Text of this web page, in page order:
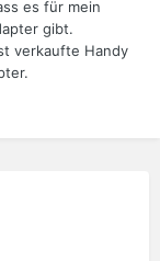
es für mein
gibt.
verkaufte Handy